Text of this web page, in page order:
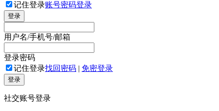
记住登录账号密码登录
登录
用户名/手机号/邮箱
登录密码
记住登录找回密码 | 免密登录
登录
社交账号登录